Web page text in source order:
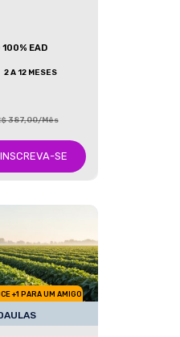
100% EAD
2 A 12 MESES
387,00/Mês
INSCREVA-SE
+1 PARA UM AMIGO